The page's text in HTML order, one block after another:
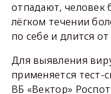
отпадают, человек
лёгком течении
по себе и длится
Для выявления
применяется тест-
ВБ «Вектор»